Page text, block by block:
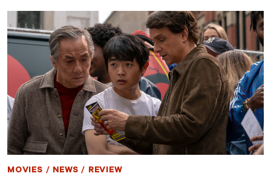
キ
ド：
レ
ジ
ェ
ン
ズ』
興
行
収
入、
期
待
下
MOVIES / NEWS / REVIEW